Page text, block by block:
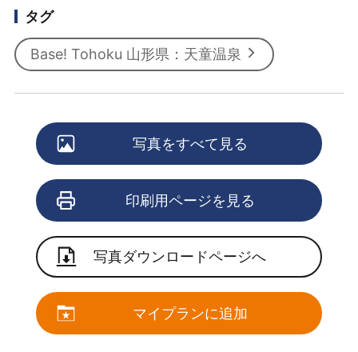
タグ
Base! Tohoku 山形県：天童温泉
写真をすべて見る
印刷用ページを見る
写真ダウンロードページへ
マイプランに追加